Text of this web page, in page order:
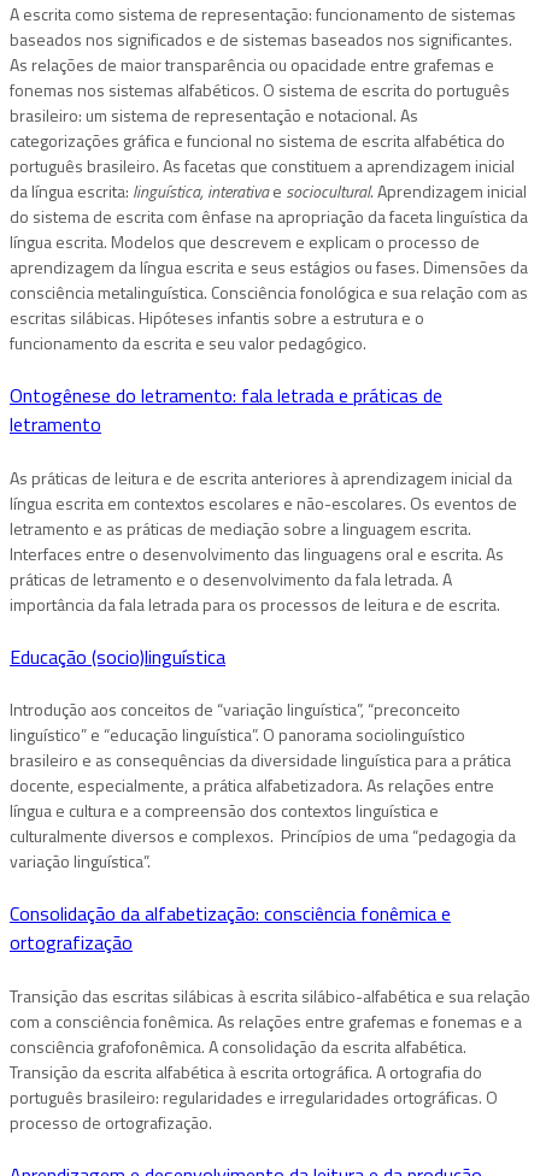
A escrita como sistema de representação: funcionamento de sistemas
baseados nos significados e de sistemas baseados nos significantes.
As relações de maior transparência ou opacidade entre grafemas e
fonemas nos sistemas alfabéticos. O sistema de escrita do português
brasileiro: um sistema de representação e notacional. As
categorizações gráfica e funcional no sistema de escrita alfabética do
português brasileiro. As facetas que constituem a aprendizagem inicial
da língua escrita: linguística, interativaesociocultural. Aprendizagem inicial
do sistema de escrita com ênfase na apropriação da faceta linguística da
língua escrita. Modelos que descrevem e explicam o processo de
aprendizagem da língua escrita e seus estágios ou fases. Dimensões da
consciência metalinguística. Consciência fonológica e sua relação com as
escritas silábicas. Hipóteses infantis sobre a estrutura e o
funcionamento da escrita e seu valor pedagógico.
Ontogênese do letramento: fala letrada e práticas de
letramento
As práticas de leitura e de escrita anteriores à aprendizagem inicial da
língua escrita em contextos escolares e não-escolares. Os eventos de
letramento e as práticas de mediação sobre a linguagem escrita.
Interfaces entre o desenvolvimento das linguagens oral e escrita. As
práticas de letramento e o desenvolvimento da fala letrada. A
importância da fala letrada para os processos de leitura e de escrita.
Educação (socio)linguística
Introdução aos conceitos de “variação linguística”, “preconceito
linguístico” e “educação linguística”. O panorama sociolinguístico
brasileiro e as consequências da diversidade linguística para a prática
docente, especialmente, a prática alfabetizadora. As relações entre
língua e cultura e a compreensão dos contextos linguística e
culturalmente diversos e complexos. Princípios de uma “pedagogia da
variação linguística”.
Consolidação da alfabetização: consciência fonêmica e
ortografização
Transição das escritas silábicas à escrita silábico-alfabética e sua relação
com a consciência fonêmica. As relações entre grafemas e fonemas e a
consciência grafofonêmica. A consolidação da escrita alfabética.
Transição da escrita alfabética à escrita ortográfica. A ortografia do
português brasileiro: regularidades e irregularidades ortográficas. O
processo de ortografização.